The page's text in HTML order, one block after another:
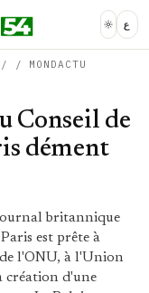
ع
/ / MONDACTU
Conseil de
dément
britannique
est prête à
l'ONU, à l'Union
création d'une